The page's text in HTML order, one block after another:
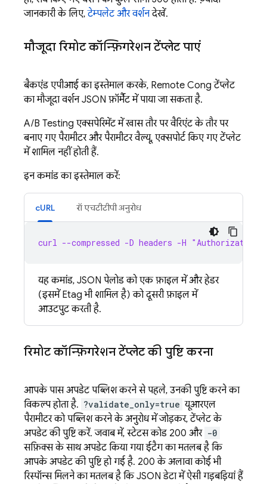
जानकारी के लिए,टेम्पलेट और वर्शनदेखें.
मौजूदा रिमोट कॉन्फ़िगरेशन टेंप्लेट पाएं
बैकएंड एपीआई का इस्तेमाल करके, Remote Config टेंप्लेट
का मौजूदा वर्शन JSON फ़ॉर्मैट में पाया जा सकता है.
A/B Testing एक्सपेरिमेंट में खास तौर पर वैरिएंट के तौर पर
बनाए गए पैरामीटर और पैरामीटर वैल्यू, एक्सपोर्ट किए गए टेंप्लेट
में शामिल नहीं होती हैं.
इन कमांड का इस्तेमाल करें:
cURL रॉ एचटीटीपी अनुरोध
curl --compressed -D headers -H
यह कमांड, JSON पेलोड को एक फ़ाइल में और हेडर
(इसमें Etag भी शामिल है) को दूसरी फ़ाइल में
आउटपुट करती है.
रिमोट कॉन्फ़िगरेशन टेंप्लेट की पुष्टि करना
आपके पास अपडेट पब्लिश करने से पहले, उनकी पुष्टि करने का
विकल्प होता है. ?validate_only=true यूआरएल
पैरामीटर को पब्लिश करने के अनुरोध में जोड़कर, टेंप्लेट के
अपडेट की पुष्टि करें. जवाब में, स्टेटस कोड 200 और -0
सफ़िक्स के साथ अपडेट किया गया ईटैग का मतलब है कि
आपके अपडेट की पुष्टि हो गई है. 200 के अलावा कोई भी
रिस्पॉन्स मिलने का मतलब है कि JSON डेटा में ऐसी गड़बड़ियां हैं